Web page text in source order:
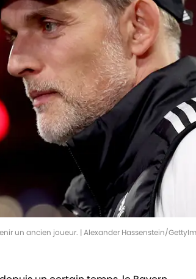
un ancien joueur. | Alexander Hassenstein/